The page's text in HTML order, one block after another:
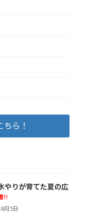
ちら！
やりが育てた夏の広
!!
月5日